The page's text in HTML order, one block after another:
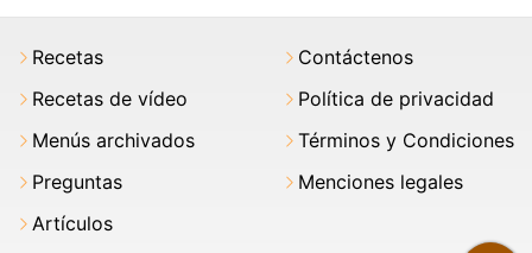
Recetas
Recetas de vídeo
Menús archivados
Preguntas
Artículos
Contáctenos
Política de privacidad
Términos y Condiciones
Menciones legales